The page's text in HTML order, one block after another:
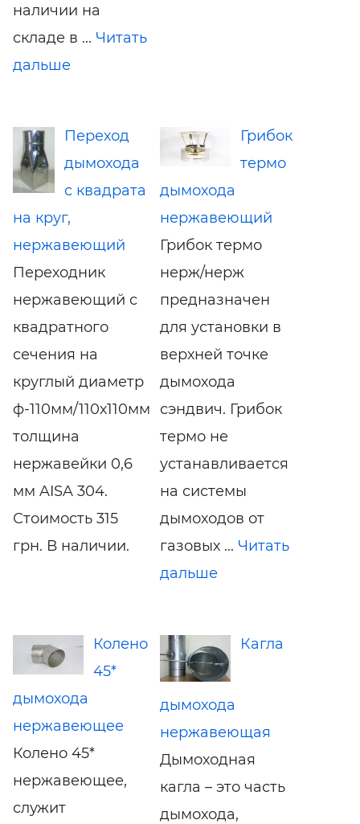
наличии на
складе в ... Читать
дальше
Переход
дымохода
с квадрата
на круг,
нержавеющий
Переходник
нержавеющий с
квадратного
сечения на
круглый диаметр
ф-110мм/110х110мм
толщина
нержавейки 0,6
мм AISA 304.
Стоимость 315
грн. В наличии.
Грибок
термо
дымохода
нержавеющий
Грибок термо
нерж/нерж
предназначен
для установки в
верхней точке
дымохода
сэндвич. Грибок
термо не
устанавливается
на системы
дымоходов от
газовых ... Читать
дальше
Колено
45*
дымохода
нержавеющее
Колено 45*
нержавеющее,
служит
Кагла
дымохода
нержавеющая
Дымоходная
кагла – это часть
дымохода,